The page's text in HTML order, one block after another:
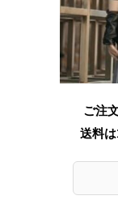
ご注
送料